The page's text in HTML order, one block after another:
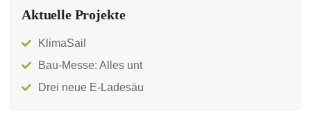
Aktuelle Projekte
KlimaSail
Bau-Messe: Alles unt
Drei neue E-Ladesäu